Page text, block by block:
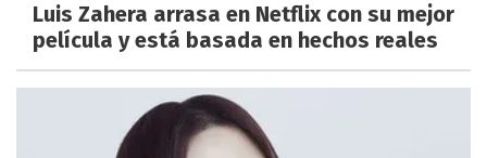
Luis Zahera arrasa en Netflix con su mejor
película y está basada en hechos reales